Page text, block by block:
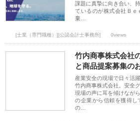
課題に真摯に向き合い、
ているのが株式会社Ｂ
棄…
[士業（専門職種）][公認会計士事務所] 0views
竹内商事株式会社
と商品提案募集の
産業安全の現場で日々活
竹内商事株式会社。安全
現場の声に耳を傾けなが
の企業から信頼を獲得し
の…